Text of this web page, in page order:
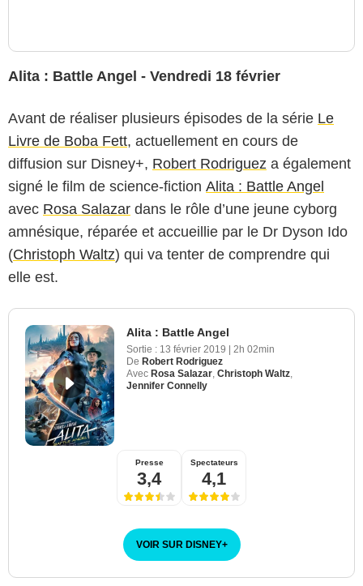
Alita : Battle Angel - Vendredi 18 février
Avant de réaliser plusieurs épisodes de la série Le
Livre de Boba Fett, actuellement en cours de
diffusion sur Disney+, Robert Rodriguez a également
signé le film de science-fiction Alita : Battle Angel
avec Rosa Salazar dans le rôle d’une jeune cyborg
amnésique, réparée et accueillie par le Dr Dyson Ido
(Christoph Waltz) qui va tenter de comprendre qui
elle est.
Alita : Battle Angel
Sortie : 13 février 2019
2h 02min
De Robert Rodriguez
Avec Rosa Salazar, Christoph Waltz,
Jennifer Connelly
Presse
3,4
Spectateurs
4,1
VOIR SUR DISNEY+